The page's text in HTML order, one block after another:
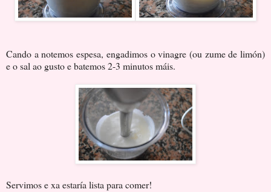
Cando a notemos espesa, engadimos o vinagre (ou zume de limón)
e o sal ao gusto e batemos 2-3 minutos máis.
Servimos e xa estaría lista para comer!